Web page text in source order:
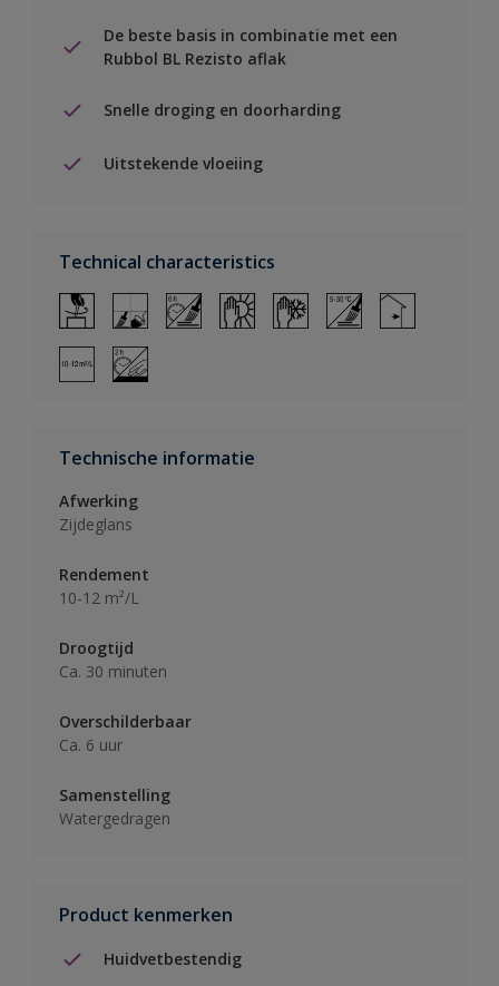
De beste basis in combinatie met een
Rubbol BL Rezisto aflak
Snelle droging en doorharding
Uitstekende vloeiing
Technical characteristics
Technische informatie
Afwerking
Zijdeglans
Rendement
10-12 m²/L
Droogtijd
Ca. 30 minuten
Overschilderbaar
Ca. 6 uur
Samenstelling
Watergedragen
Product kenmerken
Huidvetbestendig